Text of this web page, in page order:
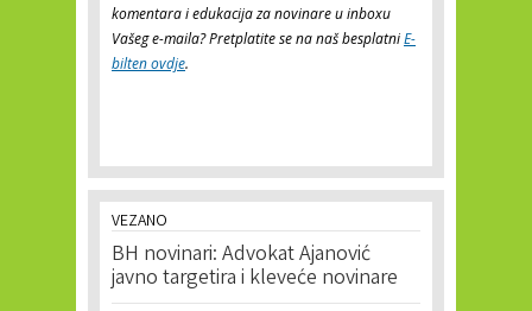
komentara i edukacija za novinare u inboxu
Vašeg e-maila? Pretplatite se na naš besplatniE-
bilten ovdje.
VEZANO
BH novinari: Advokat Ajanović
javno targetira i kleveće novinare